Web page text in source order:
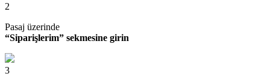
2
Pasaj üzerinde
“Siparişlerim” sekmesine girin
3